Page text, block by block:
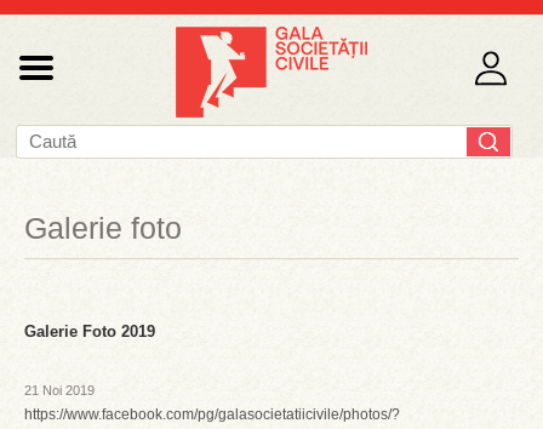
Galerie foto
Galerie Foto 2019
21 Noi 2019
https://www.facebook.com/pg/galasocietatiicivile/photos/?